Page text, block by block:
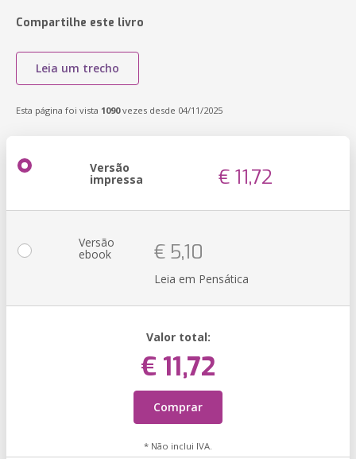
Compartilhe este livro
Leia um trecho
Esta página foi vista 1090vezes desde 04/11/2025
Versão
impressa € 11,72
Versão
ebook € 5,10
Leia em Pensática
Valor total:
€ 11,72
Comprar
* Não inclui IVA.